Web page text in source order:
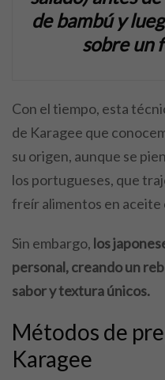
de bambú y
sobre un
Con el tiempo, esta
de Karagee que
su origen, aunque se
los portugueses, que
freír alimentos en aceite
Sin embargo, los
personal, creando un
sabor y textura únicos.
Métodos de
Karagee